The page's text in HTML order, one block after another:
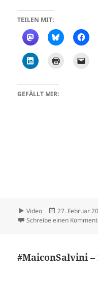
TEILEN MIT:
GEFÄLLT MIR:
Format
Video
Veröffentlicht
am
27. Februar
Schreibe einen
#MaiconSalvini –